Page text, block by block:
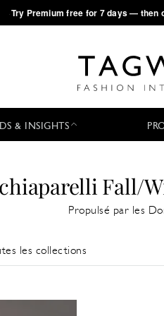
·Try Premium free for 7 days — then
& INSIGHTS
Fall/
Propulsé par les
les collections